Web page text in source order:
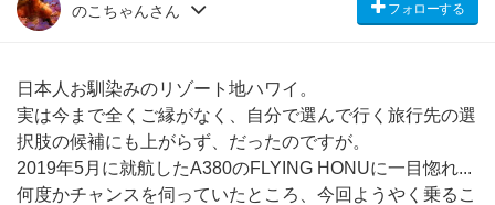
のこちゃんさん フォローする
日本人お馴染みのリゾート地ハワイ。
実は今まで全くご縁がなく、自分で選んで行く旅行先の選
択肢の候補にも上がらず、だったのですが。
2019年5月に就航したA380のFLYING HONUに一目惚れ...
何度かチャンスを伺っていたところ、今回ようやく乗るこ